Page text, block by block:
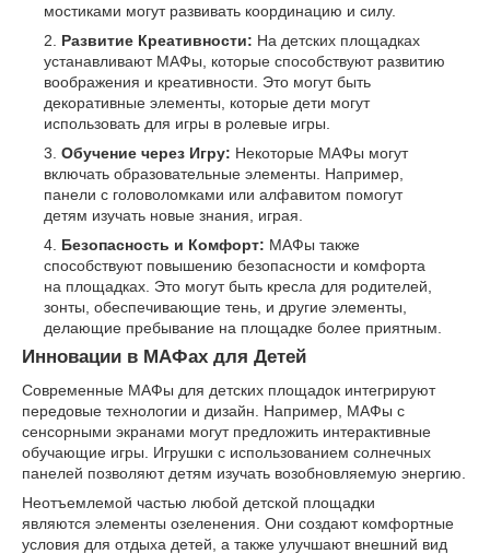
мостиками могут развивать координацию и силу.
Развитие Креативности: На детских площадках
устанавливают МАФы, которые способствуют развитию
воображения и креативности. Это могут быть
декоративные элементы, которые дети могут
использовать для игры в ролевые игры.
Обучение через Игру: Некоторые МАФы могут
включать образовательные элементы. Например,
панели с головоломками или алфавитом помогут
детям изучать новые знания, играя.
Безопасность и Комфорт: МАФы также
способствуют повышению безопасности и комфорта
на площадках. Это могут быть кресла для родителей,
зонты, обеспечивающие тень, и другие элементы,
делающие пребывание на площадке более приятным.
Инновации в МАФах для Детей
Современные МАФы для детских площадок интегрируют
передовые технологии и дизайн. Например, МАФы с
сенсорными экранами могут предложить интерактивные
обучающие игры. Игрушки с использованием солнечных
панелей позволяют детям изучать возобновляемую энергию.
Неотъемлемой частью любой детской площадки
являются элементы озеленения. Они создают комфортные
условия для отдыха детей, а также улучшают внешний вид